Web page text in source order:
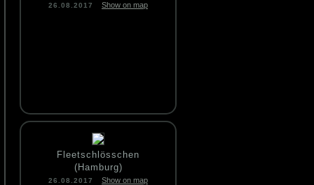
26.08.2017 Show on map
Fleetschlösschen
(Hamburg)
26.08.2017 Show on map